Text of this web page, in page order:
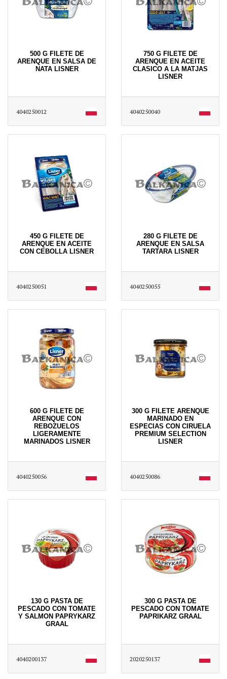
500 G FILETE DE
ARENQUE EN SALSA DE
NATA LISNER
4040250012
750 G FILETE DE
ARENQUE EN ACEITE
CLASICO A LA MATJAS
LISNER
4040250040
450 G FILETE DE
ARENQUE EN ACEITE
CON CEBOLLA LISNER
4040250051
280 G FILETE DE
ARENQUE EN SALSA
TARTARA LISNER
4040250055
600 G FILETE DE
ARENQUE CON
REBOZUELOS
LIGERAMENTE
MARINADOS LISNER
4040250056
300 G FILETE ARENQUE
MARINADO EN
ESPECIAS CON CIRUELA
PREMIUM SELECTION
LISNER
4040250086
130 G PASTA DE
PESCADO CON TOMATE
Y SALMON PAPRYKARZ
GRAAL
4040200137
300 G PASTA DE
PESCADO CON TOMATE
PAPRIKARZ GRAAL
2020250137